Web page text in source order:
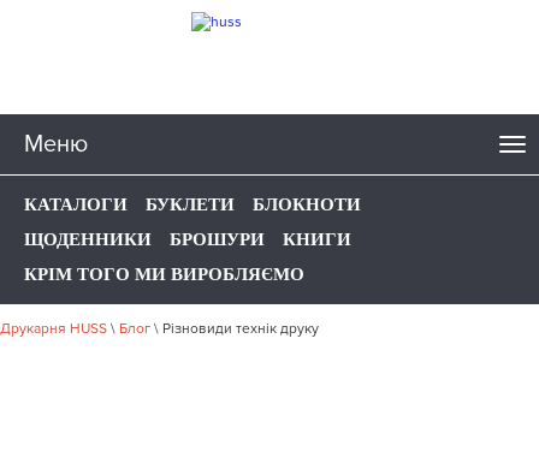
Меню
КАТАЛОГИ БУКЛЕТИ
БЛОКНОТИ
ЩОДЕННИКИ
БРОШУРИ
КНИГИ
КРІМ ТОГО МИ ВИРОБЛЯЄМО
Друкарня HUSS \ Блог \ Різновиди технік друку